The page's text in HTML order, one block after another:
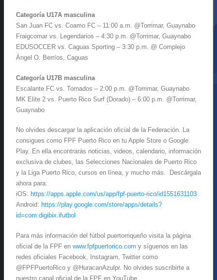
Categoría U17A masculina
San Juan FC vs. Coamo FC – 11:00 a.m. @Torrimar, Guaynabo
Fraigcomar vs. Legendarios – 4:30 p.m. @Torrimar, Guaynabo
EDUSOCCER vs. Caguas Sporting – 3:30 p.m. @ Complejo
Ángel O. Berríos, Caguas
Categoría U17B masculina
Escalante FC vs. Tornados – 2:00 p.m. @Torrimar, Guaynabo
MK Elite 2 vs. Puerto Rico Surf (Dorado) – 6:00 p.m. @Torrimar,
Guaynabo
No olvides descargar la aplicación oficial de la Federación. La
consigues como FPF Puerto Rico en tu Apple Store o Google
Play. En ella encontrarás noticias, videos, calendario, información
exclusiva de clubes, las Selecciones Nacionales de Puerto Rico
y la Liga Puerto Rico, cursos en línea, y mucho más. Descárgala
ahora para:
iOS: https://apps.apple.com/us/app/fpf-puerto-rico/id1551631103
Android: https://play.google.com/store/apps/details?
id=com.digibix.ifutbol
Para más información del fútbol puertorriqueño visita la página
oficial de la FPF en www.fpfpuertorico.com y síguenos en las
redes oficiales Facebook, Instagram, Twitter como
@FPFPuertoRico y @HuracanAzulpr. No olvides suscribirte a
nuestro canal oficial de la FPF en YouTube.